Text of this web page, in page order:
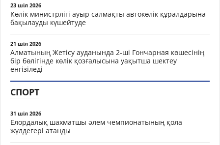
23 шіл 2026
Көлік министрлігі ауыр салмақты автокөлік құралдарына
бақылауды күшейтуде
21 шіл 2026
Алматының Жетісу ауданында 2-ші Гончарная көшесінің
бір бөлігінде көлік қозғалысына уақытша шектеу
енгізіледі
СПОРТ
31 шіл 2026
Елордалық шахматшы әлем чемпионатының қола
жүлдегері атанды